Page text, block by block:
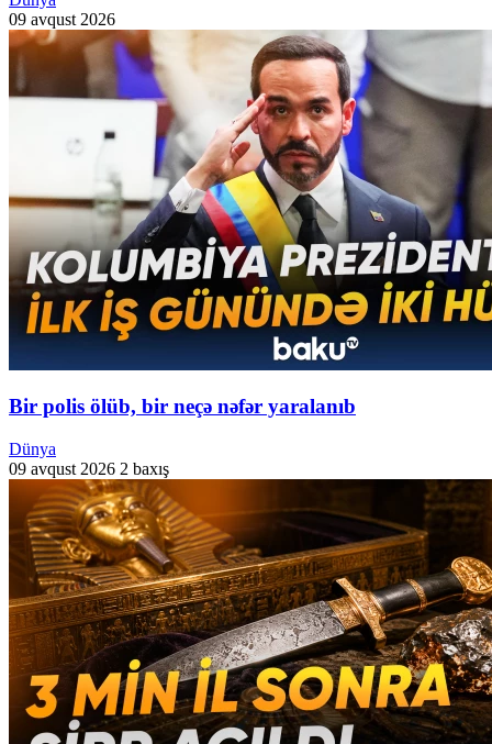
09 avqust 2026
Bir polis ölüb, bir neçə nəfər yaralanıb
Dünya
09 avqust 2026 2 baxış